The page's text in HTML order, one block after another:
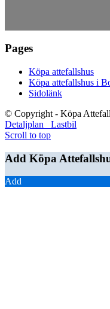
Pages
Köpa attefallshus
Köpa attefallshus i
Sidolänk
© Copyright - Köpa
Detaljplan
Lastbil
Scroll to top
Add Köpa
Add